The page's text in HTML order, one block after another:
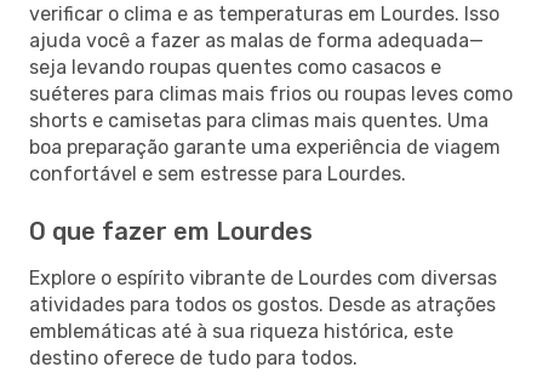
verificar o clima e as temperaturas em Lourdes. Isso
ajuda você a fazer as malas de forma adequada—
seja levando roupas quentes como casacos e
suéteres para climas mais frios ou roupas leves como
shorts e camisetas para climas mais quentes. Uma
boa preparação garante uma experiência de viagem
confortável e sem estresse para Lourdes.
O que fazer em Lourdes
Explore o espírito vibrante de Lourdes com diversas
atividades para todos os gostos. Desde as atrações
emblemáticas até à sua riqueza histórica, este
destino oferece de tudo para todos.